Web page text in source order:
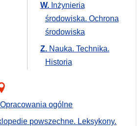
W.Inżynieria
środowiska. Ochrona
środowiska
Z.Nauka. Technika.
Historia
ogólne
powszechne. Leksykony.